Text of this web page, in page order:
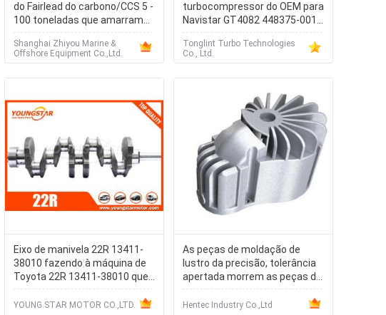
do Fairlead do carbono/CCS 5 -
100 toneladas que amarram
Bitts
Shanghai Zhiyou Marine &
Offshore Equipment Co.,Ltd.
turbocompressor do OEM para
Navistar GT4082 448375-0011
466741-9048
Tonglint Turbo Technologies
Co., Ltd.
Eixo de manivela 22R 13411-
38010 fazendo à máquina de
Toyota 22R 13411-38010 que
moldam
YOUNG STAR MOTOR CO.,LTD.
As peças de moldação de
lustro da precisão, tolerância
apertada morrem as peças da
carcaça
Hentec Industry Co.,Ltd